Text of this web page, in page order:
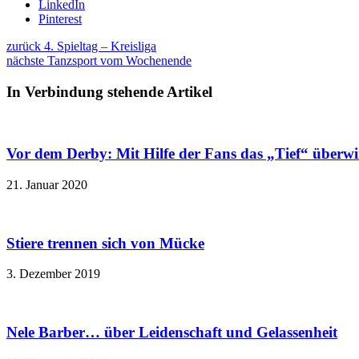
LinkedIn
Pinterest
zurück 4. Spieltag – Kreisliga
nächste Tanzsport vom Wochenende
In Verbindung stehende Artikel
Vor dem Derby: Mit Hilfe der Fans das „Tief“
21. Januar 2020
Stiere trennen sich von Mücke
3. Dezember 2019
Nele Barber… über Leidenschaft und Gelassenheit